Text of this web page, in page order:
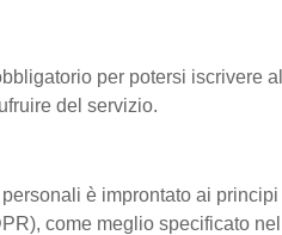
per potersi iscrivere
del servizio.
è improntato ai
come meglio specificato